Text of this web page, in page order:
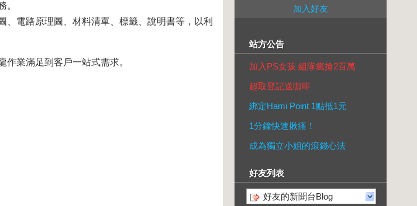
。
電路原理圖、材料清單、標籤、說明書等，以利
業滿足到客戶一站式需求。
加入好友
站方公告
加入PS女孩 組隊瘋搶2百萬
超取登記送咖啡
綁定Hami Point 1點抵1元
1分鐘快速揪痛！
成為獨立小姐的滾錢心法
好友列表
好友的新聞台Blog